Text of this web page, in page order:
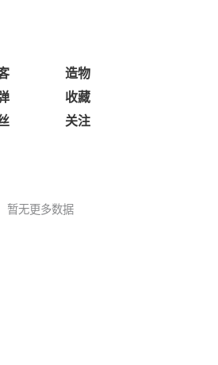
造物
收藏
关注
暂无更多数据